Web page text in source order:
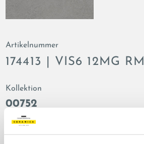
Artikelnummer
174413 | VIS6 12MG RM
Kollektion
00752
Farbe:
Mittleres grau
natur